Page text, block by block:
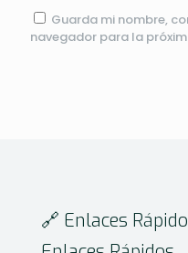
Guarda mi nombre,
navegador para la
🔗 Enlaces